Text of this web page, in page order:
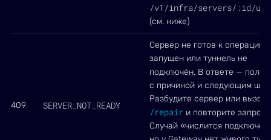
/v1/infra/servers/:id/
(см. ниже)
409 SERVER_NOT_READY
Сервер не готов к операции:
запущен или туннель не
подключён. В ответе — поле
с причиной и следующим
Разбудите сервер или
/repair и повторите запрос.
Случай «числится